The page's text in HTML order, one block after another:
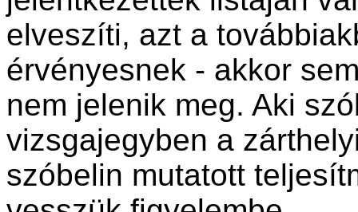
elveszíti, azt a
érvényesnek - akkor
nem jelenik meg. Aki
vizsgajegyben a
szóbelin mutatott